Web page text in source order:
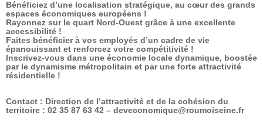
Bénéficiez d’une localisation stratégique, au cœur des grands
espaces économiques européens !
Rayonnez sur le quart Nord-Ouest grâce à une excellente
accessibilité !
Faites bénéficier à vos employés d’un cadre de vie
épanouissant et renforcez votre compétitivité !
Inscrivez-vous dans une économie locale dynamique, boostée
par le dynamisme métropolitain et par une forte attractivité
résidentielle !
Contact : Direction de l’attractivité et de la cohésion du
territoire : 02 35 87 63 42 – deveconomique@roumoiseine.fr